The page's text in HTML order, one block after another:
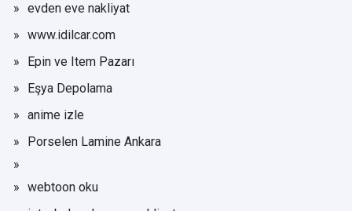
evden eve nakliyat
www.idilcar.com
Epin ve Item Pazarı
Eşya Depolama
anime izle
Porselen Lamine Ankara
webtoon oku